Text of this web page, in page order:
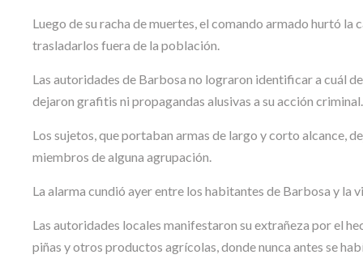
Luego de su racha de muertes, el comando armado hurtó
trasladarlos fuera de la población.
Las autoridades de Barbosa no lograron identificar a cuál
dejaron grafitis ni propagandas alusivas a su acción criminal.
Los sujetos, que portaban armas de largo y corto alcance,
miembros de alguna agrupación.
La alarma cundió ayer entre los habitantes de Barbosa y
Las autoridades locales manifestaron su extrañeza por el
piñas y otros productos agrícolas, donde nunca antes se